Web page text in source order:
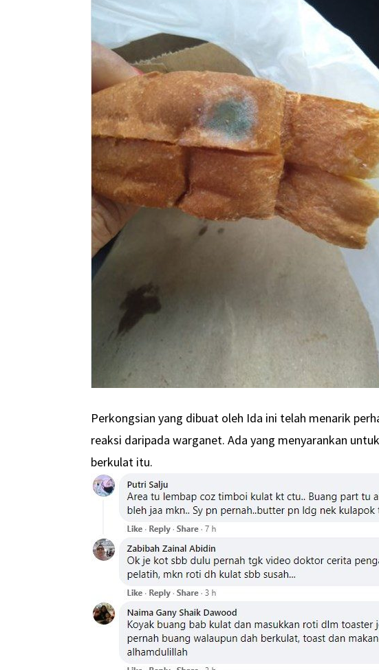
Perkongsian yang dibuat oleh Ida ini telah menarik
reaksi daripada warganet. Ada yang menyarankan
berkulat itu.